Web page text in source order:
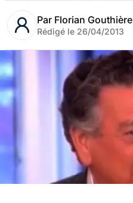
Par Florian Gouthière
Rédigé le 26/04/2013